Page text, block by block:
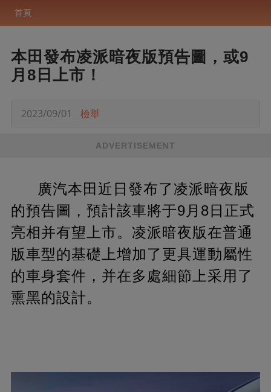
首頁
本田發布凌派暗夜版預告圖，或9
月8日上市！
2023/09/01 檢舉
ADVERTISEMENT
廣汽本田近日發布了凌派暗夜版
的預告圖，預計該車將于9月8日正式
亮相并有望上市。凌派暗夜版在普通
版車型的基礎上增加了更具運動屬性
的車身套件，并在多處細節上采用了
熏黑的設計。